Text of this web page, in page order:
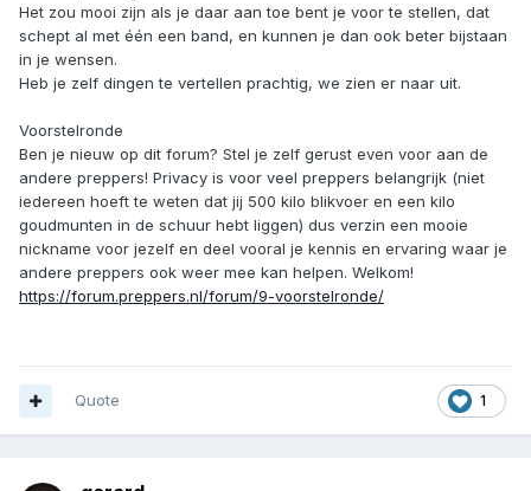
Het zou mooi zijn als je daar aan toe bent je voor te stellen, dat
schept al met één een band, en kunnen je dan ook beter bijstaan
in je wensen.
Heb je zelf dingen te vertellen prachtig, we zien er naar uit.
Voorstelronde
Ben je nieuw op dit forum? Stel je zelf gerust even voor aan de
andere preppers! Privacy is voor veel preppers belangrijk (niet
iedereen hoeft te weten dat jij 500 kilo blikvoer en een kilo
goudmunten in de schuur hebt liggen) dus verzin een mooie
nickname voor jezelf en deel vooral je kennis en ervaring waar je
andere preppers ook weer mee kan helpen. Welkom!
https://forum.preppers.nl/forum/9-voorstelronde/
1
Quote